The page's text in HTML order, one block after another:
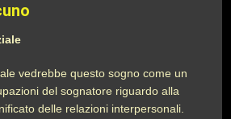
vedrebbe questo sogno come un
del sognatore riguardo alla
delle relazioni interpersonali.